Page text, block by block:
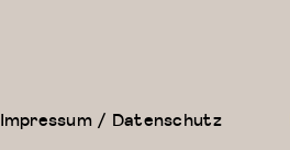
Impressum / Datenschutz